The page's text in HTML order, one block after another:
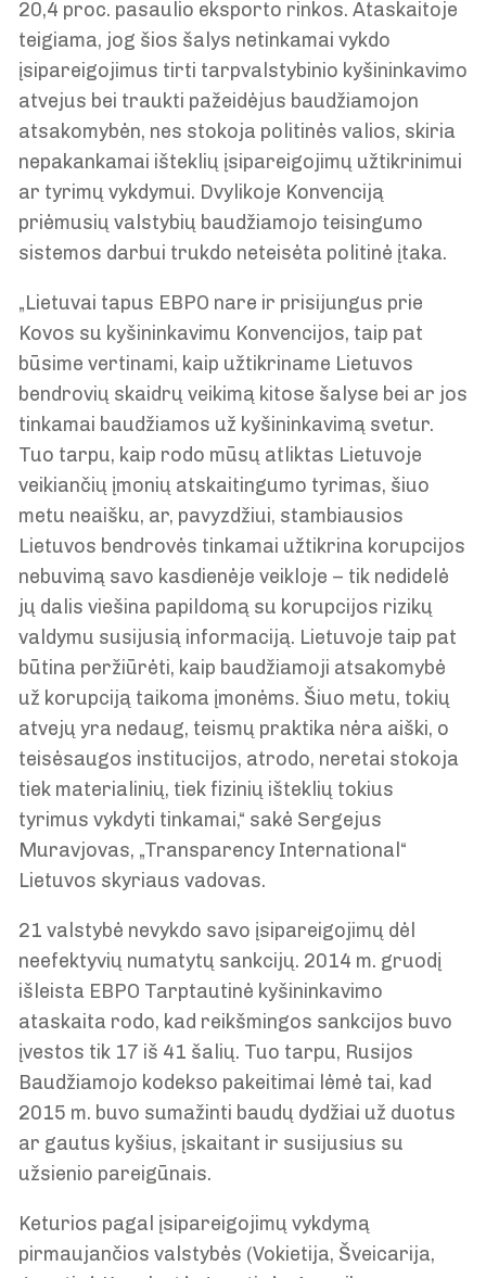
20,4 proc. pasaulio eksporto rinkos. Ataskaitoje
teigiama, jog šios šalys netinkamai vykdo
įsipareigojimus tirti tarpvalstybinio kyšininkavimo
atvejus bei traukti pažeidėjus baudžiamojon
atsakomybėn, nes stokoja politinės valios, skiria
nepakankamai išteklių įsipareigojimų užtikrinimui
ar tyrimų vykdymui. Dvylikoje Konvenciją
priėmusių valstybių baudžiamojo teisingumo
sistemos darbui trukdo neteisėta politinė įtaka.
„Lietuvai tapus EBPO nare ir prisijungus prie
Kovos su kyšininkavimu Konvencijos, taip pat
būsime vertinami, kaip užtikriname Lietuvos
bendrovių skaidrų veikimą kitose šalyse bei ar jos
tinkamai baudžiamos už kyšininkavimą svetur.
Tuo tarpu, kaip rodo mūsų atliktas Lietuvoje
veikiančių įmonių atskaitingumo tyrimas, šiuo
metu neaišku, ar, pavyzdžiui, stambiausios
Lietuvos bendrovės tinkamai užtikrina korupcijos
nebuvimą savo kasdienėje veikloje – tik nedidelė
jų dalis viešina papildomą su korupcijos rizikų
valdymu susijusią informaciją. Lietuvoje taip pat
būtina peržiūrėti, kaip baudžiamoji atsakomybė
už korupciją taikoma įmonėms. Šiuo metu, tokių
atvejų yra nedaug, teismų praktika nėra aiški, o
teisėsaugos institucijos, atrodo, neretai stokoja
tiek materialinių, tiek fizinių išteklių tokius
tyrimus vykdyti tinkamai,“ sakė Sergejus
Muravjovas, „Transparency International“
Lietuvos skyriaus vadovas.
21 valstybė nevykdo savo įsipareigojimų dėl
neefektyvių numatytų sankcijų. 2014 m. gruodį
išleista EBPO Tarptautinė kyšininkavimo
ataskaita rodo, kad reikšmingos sankcijos buvo
įvestos tik 17 iš 41 šalių. Tuo tarpu, Rusijos
Baudžiamojo kodekso pakeitimai lėmė tai, kad
2015 m. buvo sumažinti baudų dydžiai už duotus
ar gautus kyšius, įskaitant ir susijusius su
užsienio pareigūnais.
Keturios pagal įsipareigojimų vykdymą
pirmaujančios valstybės (Vokietija, Šveicarija,